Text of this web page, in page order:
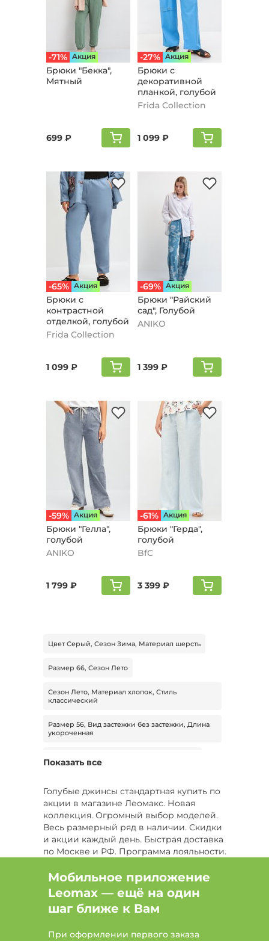
-71% Aкция
Брюки "Бекка",
Мятный
699 ₽
-27% Aкция
Брюки с
декоративной
планкой, голубой
Frida Collection
1 099 ₽
-65% Aкция
Брюки с
контрастной
отделкой, голубой
Frida Collection
1 099 ₽
-69% Aкция
Брюки "Райский
сад", Голубой
ANIKO
1 399 ₽
-59% Aкция
Брюки "Гелла",
голубой
ANIKO
1 799 ₽
-61% Aкция
Брюки "Герда",
голубой
BfC
3 399 ₽
Цвет Серый, Сезон Зима, Материал шерсть
Размер 66, Сезон Лето
Сезон Лето, Материал хлопок, Стиль
классический
Размер 56, Вид застежки без застежки, Длина
укороченная
Цвет Белый, Размер 52, Сезон Лето
Сезон Демисезон, Тип брюки, Длина макси
Размер 58, Сезон Лето, Тип капри
Цвет Бордовый, Размер 54, Сезон Лето
Цвет Синий, Тип брюки, Длина миди
Показать все
Голубые джинсы стандартная купить по
акции в магазине Леомакс. Новая
коллекция. Огромный выбор моделей.
Весь размерный ряд в наличии. Скидки
и акции каждый день. Быстрая доставка
по Москве и РФ. Программа лояльности.
Мобильное приложение
Leomax — ещё на один
шаг ближе к Вам
При оформлении первого заказа